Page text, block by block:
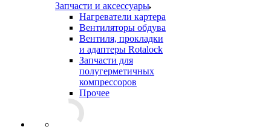
Запчасти и аксессуары
Нагреватели картера
Вентиляторы обдува
Вентиля, прокладки
и адаптеры Rotalock
Запчасти для
полугерметичных
компрессоров
Прочее